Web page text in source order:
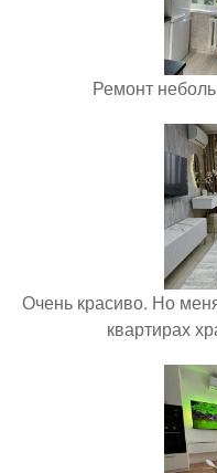
Ремонт
Очень красиво. Но
квартирах